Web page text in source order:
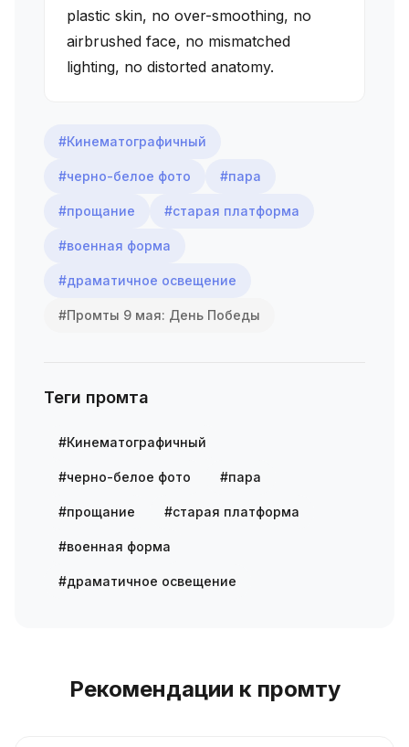
plastic skin, no over-smoothing, no
airbrushed face, no mismatched
lighting, no distorted anatomy.
#Кинематографичный
#черно-белое фото #пара
#прощание #старая платформа
#военная форма
#драматичное освещение
#Промты 9 мая: День Победы
Теги промта
#Кинематографичный
#черно-белое фото #пара
#прощание #старая платформа
#военная форма
#драматичное освещение
Рекомендации к промту